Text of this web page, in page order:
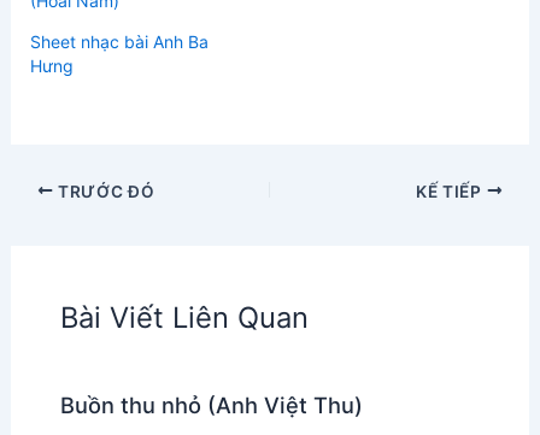
Sheet nhạc bài Anh Ba
Hưng
TRƯỚC ĐÓ KẾ TIẾP
Bài Viết Liên Quan
Buồn thu nhỏ (Anh Việt Thu)